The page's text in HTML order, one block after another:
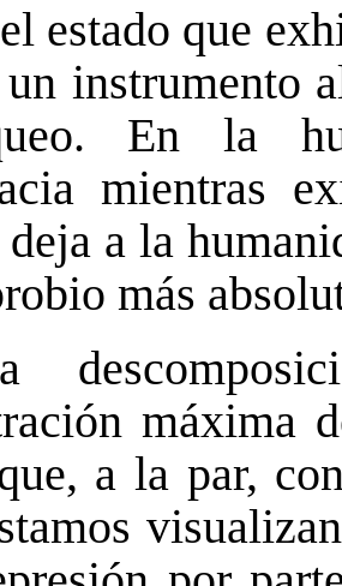
estado que
instrumento
En la
mientras
deja a la
más
máxima
a la par,